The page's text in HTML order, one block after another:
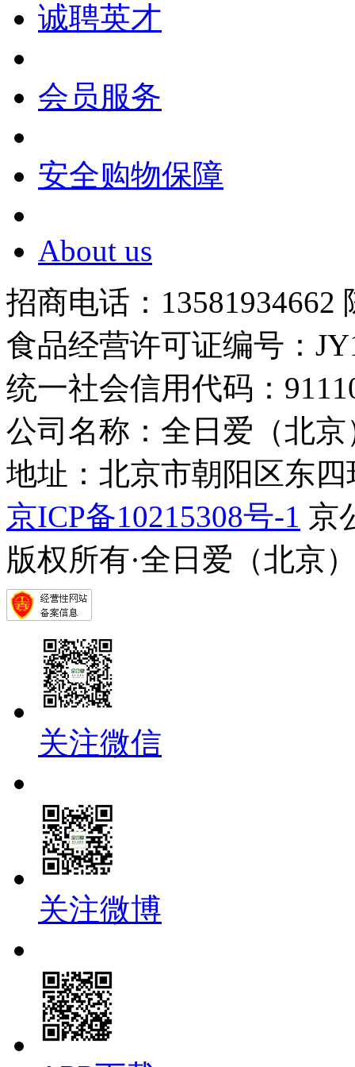
诚聘英才
会员服务
安全购物保障
About us
招商电话：13581934662
食品经营许可证编号：
统一社会信用代码：
公司名称：全日爱（北
地址：北京市朝阳区东
京ICP备10215308号-1 京
版权所有·全日爱（北京
关注微信
关注微博